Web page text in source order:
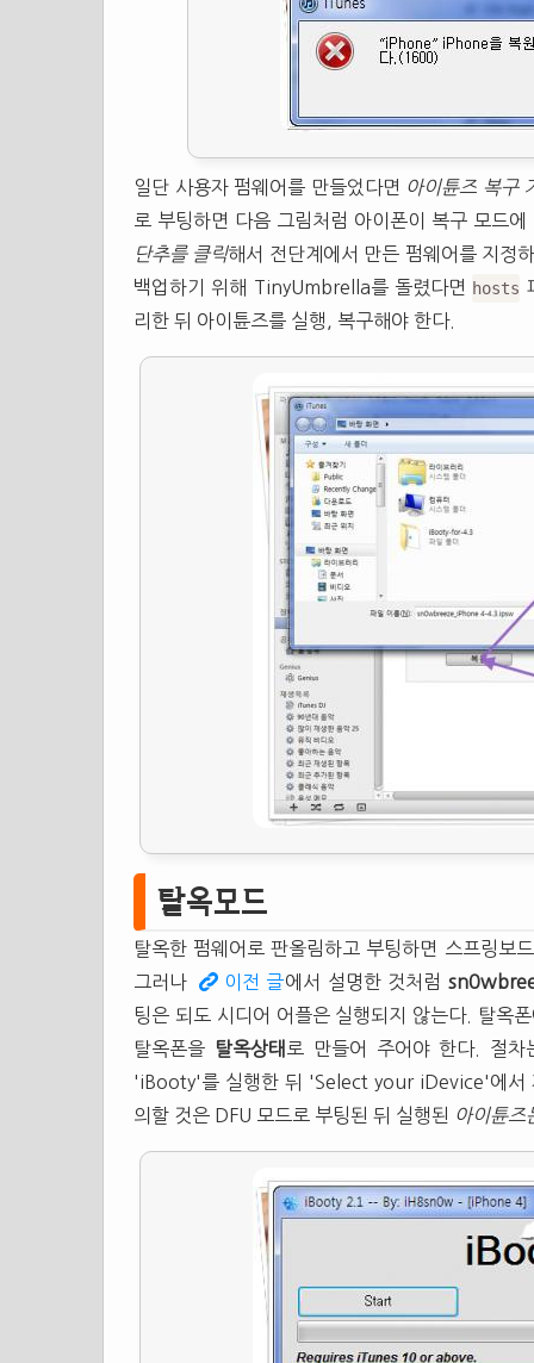
일단 사용자 펌웨어를 만들었다면 아이튠즈 복구
로 부팅하면 다음 그림처럼 아이폰이 복구 모드
단추를 클릭해서 전단계에서 만든 펌웨어를 지정
백업하기 위해 TinyUmbrella를 돌렸다면 hosts
리한 뒤 아이튠즈를 실행, 복구해야 한다.
탈옥모드
탈옥한 펌웨어로 판올림하고 부팅하면 스프링
그러나
이전 글에서 설명한 것처럼
팅은 되도 시디어 어플은 실행되지 않는다. 탈옥
탈옥폰을
탈옥상태 로 만들어 주어야 한다. 절
'iBooty'를 실행한 뒤 'Select your iDevice'에서
의할 것은 DFU 모드로 부팅된 뒤 실행된
아이튠즈